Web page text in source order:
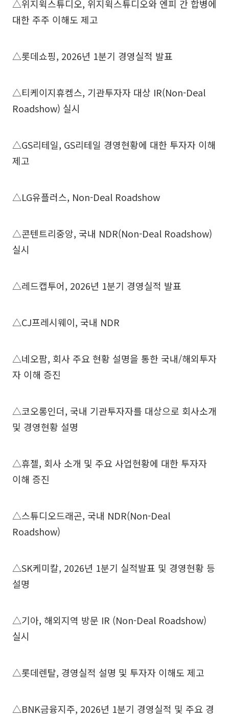
△위지윅스튜디오, 위지윅스튜디오와 엔피 간 합병에
대한 주주 이해도 제고
△롯데쇼핑, 2026년 1분기 경영실적 발표
△티케이지휴켐스, 기관투자자 대상 IR(Non-Deal
Roadshow) 실시
△GS리테일, GS리테일 경영현황에 대한 투자자 이해
제고
△LG유플러스, Non-Deal Roadshow
△콘텐트리중앙, 국내 NDR(Non-Deal Roadshow)
실시
△레드캡투어, 2026년 1분기 경영실적 발표
△CJ프레시웨이, 국내 NDR
△네오팜, 회사 주요 현황 설명을 통한 국내/해외투자
자 이해 증진
△코오롱인더, 국내 기관투자자를 대상으로 회사소개
및 경영현황 설명
△휴젤, 회사 소개 및 주요 사업현황에 대한 투자자
이해 증진
△스튜디오드래곤, 국내 NDR(Non-Deal
Roadshow)
△SK케미칼, 2026년 1분기 실적발표 및 경영현황 등
설명
△기아, 해외지역 방문 IR (Non-Deal Roadshow)
실시
△롯데렌탈, 경영실적 설명 및 투자자 이해도 제고
△BNK금융지주, 2026년 1분기 경영실적 및 주요 경